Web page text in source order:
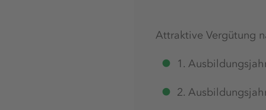
Attraktive Vergütung
1.
2.